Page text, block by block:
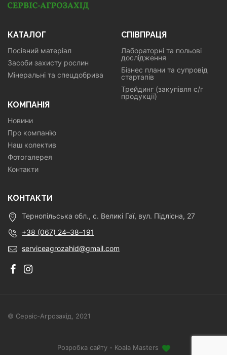
КАТАЛОГ
Посівний матеріал
Засоби захисту рослин
Мінеральні та спецдобрива
СПІВПРАЦЯ
Лабораторні та польові
дослідження
Бізнес плани та супровід
стартапів
Трейдинг (закупівля с/г
продукції)
КОМПАНІЯ
Новини
Про компанію
Наш колектив
Фотогалерея
Контакти
КОНТАКТИ
Тернопільська обл., с. Великі Гаї, вул. Підлісна, 27
+38 (067) 24–38–191
serviceagrozahid@gmail.com
© Сервіс-Агрозахід, 2021
Розробка сайту - Koala Masters